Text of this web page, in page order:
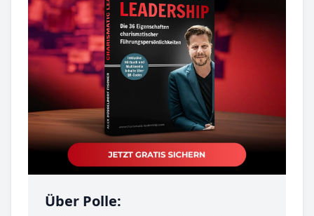
Über Polle: